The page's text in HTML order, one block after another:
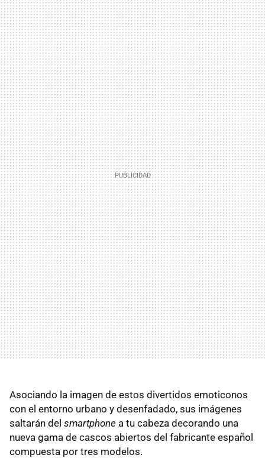
Asociando la imagen de estos divertidos emoticonos
con el entorno urbano y desenfadado, sus imágenes
saltarán del smartphone a tu cabeza decorando una
nueva gama de cascos abiertos del fabricante español
compuesta por tres modelos.